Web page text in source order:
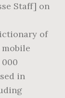
Staff] on
of
in